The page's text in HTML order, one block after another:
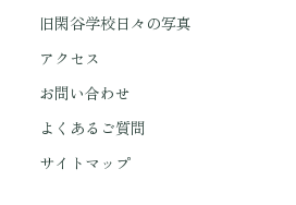
旧閑谷学校日々の写真
アクセス
お問い合わせ
よくあるご質問
サイトマップ